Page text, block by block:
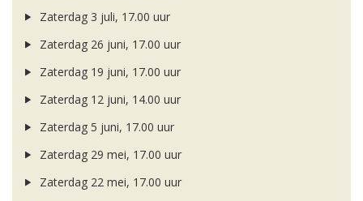
Zaterdag 3 juli, 17.00 uur
Zaterdag 26 juni, 17.00 uur
Zaterdag 19 juni, 17.00 uur
Zaterdag 12 juni, 14.00 uur
Zaterdag 5 juni, 17.00 uur
Zaterdag 29 mei, 17.00 uur
Zaterdag 22 mei, 17.00 uur